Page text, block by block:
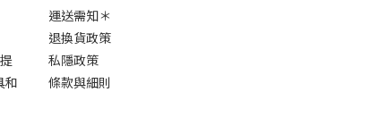
和
運送需知＊
退換貨政策
私隱政策
條款與細則